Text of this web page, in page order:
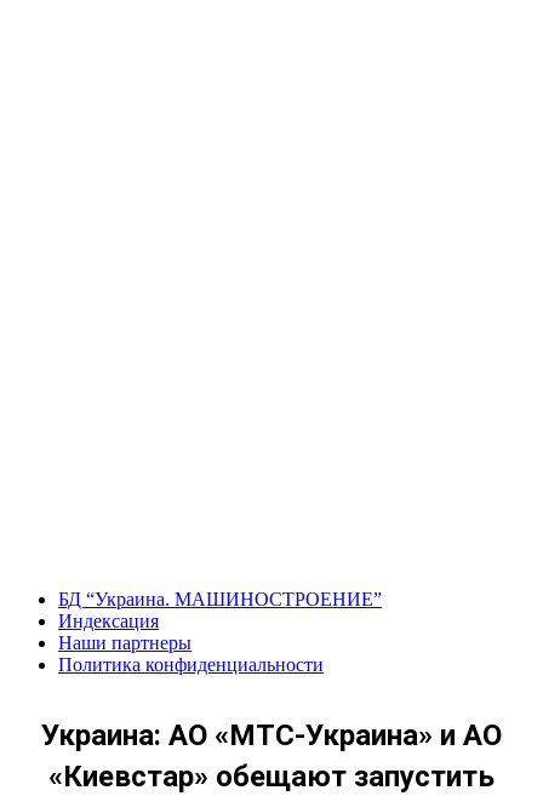
содержанию
БД “Украина. МАШИНОСТРОЕНИЕ”
Индекcация
Наши партнеры
Политика конфиденциальности
Украина: АО «МТС-Украина» и АО
«Киевстар» обещают запустить